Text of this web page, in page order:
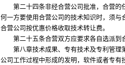
第二十四条非经合营公司批准，合营
何一方要使用合营公司的技术知识时，须与
合营公司按优惠价格收取技术转让费。
第二十五条合营双方应要求各自选派到
第八章技术成果、专有技术及专利管
公司工作过程中形成的发明，软件或者专